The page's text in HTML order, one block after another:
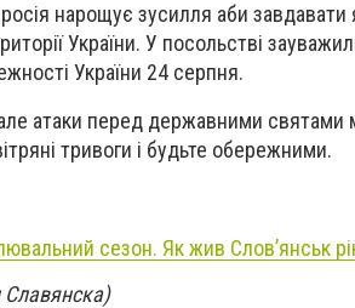
нарощує зусилля аби завдавати
України. У посольстві
України 24 серпня.
але атаки перед державними святами
тривоги і будьте обережними.
сезон. Як жив Слов’янськ